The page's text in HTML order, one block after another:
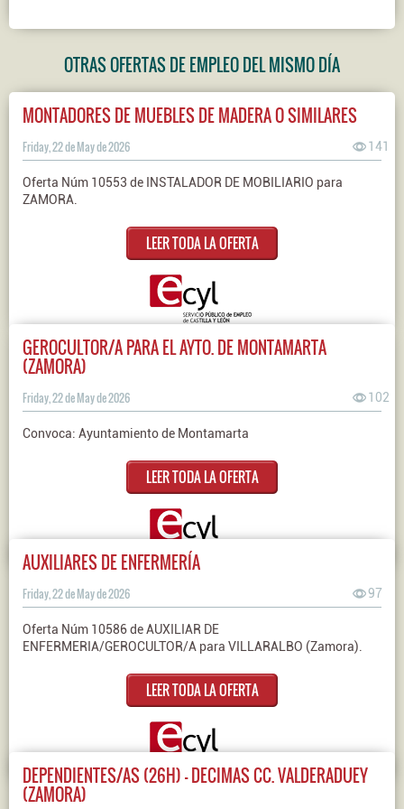
OTRAS OFERTAS DE EMPLEO DEL MISMO DÍA
MONTADORES DE MUEBLES DE MADERA O SIMILARES
Friday, 22 de May de 2026 141
Oferta Núm 10553 de INSTALADOR DE MOBILIARIO para
ZAMORA.
LEER TODA LA OFERTA
GEROCULTOR/A PARA EL AYTO. DE MONTAMARTA
(ZAMORA)
Friday, 22 de May de 2026 102
Convoca: Ayuntamiento de Montamarta
LEER TODA LA OFERTA
AUXILIARES DE ENFERMERÍA
Friday, 22 de May de 2026 97
Oferta Núm 10586 de AUXILIAR DE
ENFERMERIA/GEROCULTOR/A para VILLARALBO (Zamora).
LEER TODA LA OFERTA
DEPENDIENTES/AS (26H) - DECIMAS CC. VALDERADUEY
(ZAMORA)